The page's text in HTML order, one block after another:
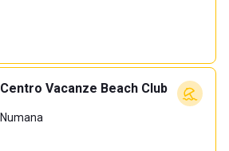
Centro Vacanze Beach Club
Numana